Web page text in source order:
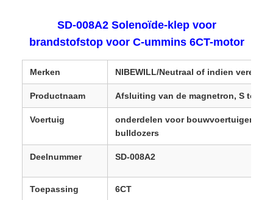
SD-008A2 Solenoïde-klep voor
brandstofstop voor C-ummins 6CT-motor
Merken NIBEWILL/Neutraal of indien vereist
Productnaam Afsluiting van de magnetron, S top
Voertuig
onderdelen voor bouwvoertuigen,
bulldozers
Deelnummer SD-008A2
Toepassing 6CT